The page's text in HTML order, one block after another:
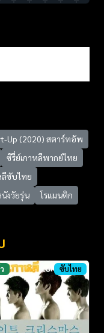
Up (2020) สตาร์ทอัพ
ซีรี่ย์เกาหลีพากย์ไทย
ลีซับไทย
งวัยรุ่น โรแมนติก
ซับไทย